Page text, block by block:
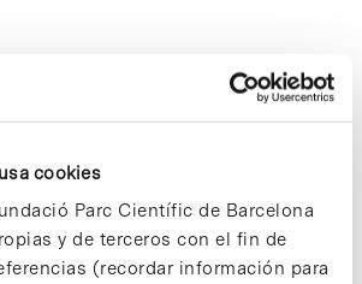
cookies
Parc Científic de Barcelona
y de terceros con el fin de
(recordar información para
were found.
with different keywords.